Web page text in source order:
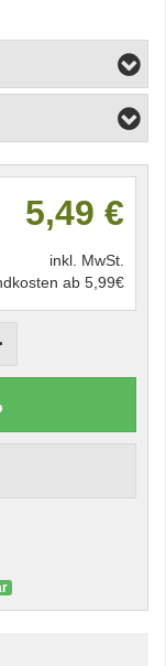
5,49 €
inkl. MwSt.
ab 5,99€